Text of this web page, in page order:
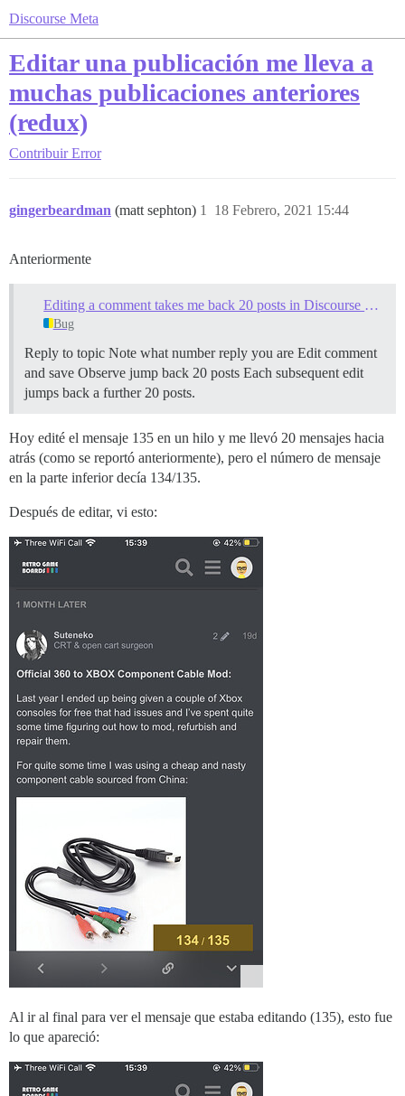
Discourse Meta
Editar una publicación me lleva a
muchas publicaciones anteriores
(redux)
Contribuir Error
gingerbeardman (matt sephton) 18 Febrero, 2021 15:44
1
Anteriormente
Editing a comment takes me back 20 posts in Discourse Hub app
Bug
Reply to topic Note what number reply you are Edit comment
and save Observe jump back 20 posts Each subsequent edit
jumps back a further 20 posts.
Hoy edité el mensaje 135 en un hilo y me llevó 20 mensajes hacia
atrás (como se reportó anteriormente), pero el número de mensaje
en la parte inferior decía 134/135.
Después de editar, vi esto:
Al ir al final para ver el mensaje que estaba editando (135), esto fue
lo que apareció: